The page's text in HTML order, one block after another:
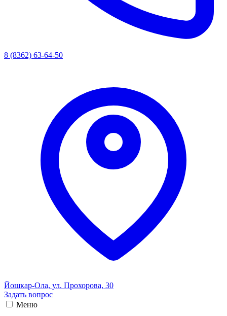
8 (8362) 63-64-50
Йошкар-Ола, ул. Прохорова, 30
Задать вопрос
Меню